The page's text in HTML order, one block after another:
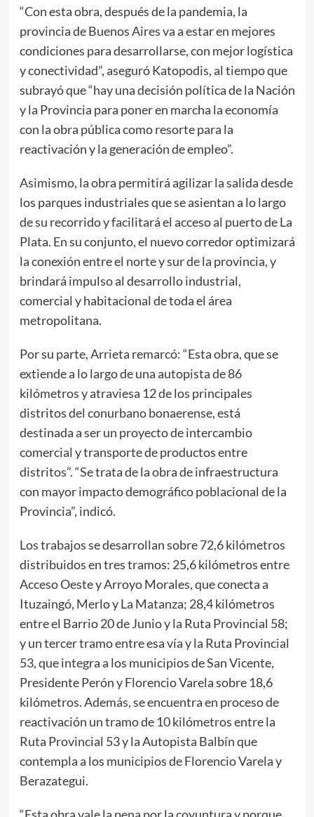
“Con esta obra, después de la pandemia, la
provincia de Buenos Aires va a estar en mejores
condiciones para desarrollarse, con mejor logística
y conectividad”, aseguró Katopodis, al tiempo que
subrayó que “hay una decisión política de la Nación
y la Provincia para poner en marcha la economía
con la obra pública como resorte para la
reactivación y la generación de empleo”.
Asimismo, la obra permitirá agilizar la salida desde
los parques industriales que se asientan a lo largo
de su recorrido y facilitará el acceso al puerto de La
Plata. En su conjunto, el nuevo corredor optimizará
la conexión entre el norte y sur de la provincia, y
brindará impulso al desarrollo industrial,
comercial y habitacional de toda el área
metropolitana.
Por su parte, Arrieta remarcó: “Esta obra, que se
extiende a lo largo de una autopista de 86
kilómetros y atraviesa 12 de los principales
distritos del conurbano bonaerense, está
destinada a ser un proyecto de intercambio
comercial y transporte de productos entre
distritos”. “Se trata de la obra de infraestructura
con mayor impacto demográfico poblacional de la
Provincia”, indicó.
Los trabajos se desarrollan sobre 72,6 kilómetros
distribuidos en tres tramos: 25,6 kilómetros entre
Acceso Oeste y Arroyo Morales, que conecta a
Ituzaingó, Merlo y La Matanza; 28,4 kilómetros
entre el Barrio 20 de Junio y la Ruta Provincial 58;
y un tercer tramo entre esa vía y la Ruta Provincial
53, que integra a los municipios de San Vicente,
Presidente Perón y Florencio Varela sobre 18,6
kilómetros. Además, se encuentra en proceso de
reactivación un tramo de 10 kilómetros entre la
Ruta Provincial 53 y la Autopista Balbín que
contempla a los municipios de Florencio Varela y
Berazategui.